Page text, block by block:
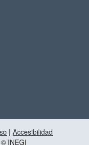
| Accesibilidad
INEGI